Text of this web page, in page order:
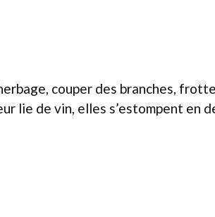
couper des branches,
lie de vin, elles s’estompent en